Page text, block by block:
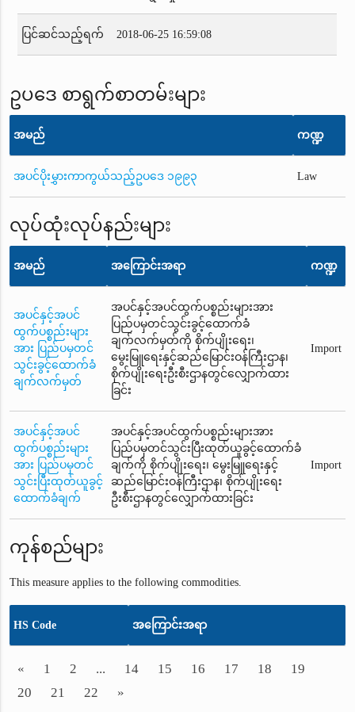
ပြင်ဆင်သည့်ရက် 2018-06-25 16:59:08
ဥပဒေ စာရွက်စာတမ်းများ
အမည် ကဏ္ဍ
အပင်ပိုးမွှားကာကွယ်သည့်ဥပဒေ ၁၉၉၃ Law
လုပ်ထုံးလုပ်နည်းများ
အမည် အကြောင်းအရာ ကဏ္ဍ
အပင်နှင့်အပင်
ထွက်ပစ္စည်းများ
အား ပြည်ပမှတင်
သွင်းခွင့်ထောက်ခံ
ချက်လက်မှတ်
အပင်နှင့်အပင်ထွက်ပစ္စည်းများအား
ပြည်ပမှတင်သွင်းခွင့်ထောက်ခံ
ချက်လက်မှတ်ကို စိုက်ပျိုးရေး၊
မွေးမြူရေးနှင့်ဆည်မြောင်းဝန်ကြီးဌာန၊
စိုက်ပျိုးရေးဦးစီးဌာနတွင်လျှောက်ထား
ခြင်း
Import
အပင်နှင့်အပင်
ထွက်ပစ္စည်းများ
အား ပြည်ပမှတင်
သွင်းပြီးထုတ်ယူခွင့်
ထောက်ခံချက်
အပင်နှင့်အပင်ထွက်ပစ္စည်းများအား
ပြည်ပမှတင်သွင်းပြီးထုတ်ယူခွင့်ထောက်ခံ
ချက်ကို စိုက်ပျိုးရေး၊ မွေးမြူရေးနှင့်
ဆည်မြောင်းဝန်ကြီးဌာန၊ စိုက်ပျိုးရေး
ဦးစီးဌာနတွင်လျှောက်ထားခြင်း
Import
ကုန်စည်များ
This measure applies to the following commodities.
HS Code အကြောင်းအရာ
« 1 2 ... 14 15 16 17 18
19
20
21 22 »